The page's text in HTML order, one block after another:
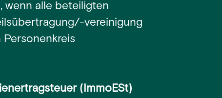
wenn alle beteiligten
vereinigung
(ImmoESt)